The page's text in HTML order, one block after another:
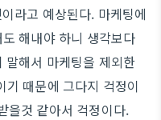
라고 예상된다. 마케팅에
해내야 하니 생각보다
말해서 마케팅을 제외한
때문에 그다지 걱정이
을것 같아서 걱정이다.